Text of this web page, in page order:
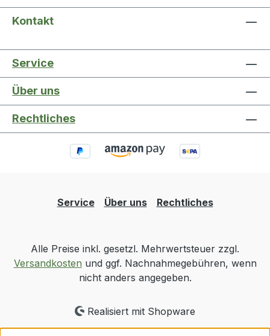
Kontakt
Service
Über uns
Rechtliches
Service Über uns Rechtliches
Alle Preise inkl. gesetzl. Mehrwertsteuer zzgl.
Versandkosten und ggf. Nachnahmegebühren, wenn
nicht anders angegeben.
Realisiert mit Shopware